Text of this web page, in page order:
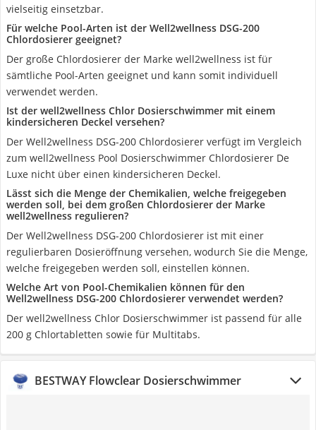
vielseitig einsetzbar.
Für welche Pool-Arten ist der Well2wellness DSG-200
Chlordosierer geeignet?
Der große Chlordosierer der Marke well2wellness ist für
sämtliche Pool-Arten geeignet und kann somit individuell
verwendet werden.
Ist der well2wellness Chlor Dosierschwimmer mit einem
kindersicheren Deckel versehen?
Der Well2wellness DSG-200 Chlordosierer verfügt im Vergleich
zum well2wellness Pool Dosierschwimmer Chlordosierer De
Luxe nicht über einen kindersicheren Deckel.
Lässt sich die Menge der Chemikalien, welche freigegeben
werden soll, bei dem großen Chlordosierer der Marke
well2wellness regulieren?
Der Well2wellness DSG-200 Chlordosierer ist mit einer
regulierbaren Dosieröffnung versehen, wodurch Sie die Menge,
welche freigegeben werden soll, einstellen können.
Welche Art von Pool-Chemikalien können für den
Well2wellness DSG-200 Chlordosierer verwendet werden?
Der well2wellness Chlor Dosierschwimmer ist passend für alle
200 g Chlortabletten sowie für Multitabs.
BESTWAY Flowclear Dosierschwimmer